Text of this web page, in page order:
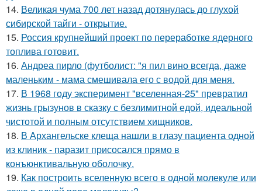
14. Великая чума 700 лет назад дотянулась до глухой
сибирской тайги - открытие.
15. Россия крупнейший проект по переработке ядерного
топлива готовит.
16. Андреа пирло (футболист: "я пил вино всегда, даже
маленьким - мама смешивала его с водой для меня.
17. В 1968 году эксперимент "вселенная-25" превратил
жизнь грызунов в сказку с безлимитной едой, идеальной
чистотой и полным отсутствием хищников.
18. В Архангельске клеща нашли в глазу пациента одной
из клиник - паразит присосался прямо в
конъюнктивальную оболочку.
19. Как построить вселенную всего в одной молекуле или